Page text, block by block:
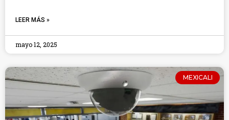
LEER MÁS »
mayo 12, 2025
MEXICALI